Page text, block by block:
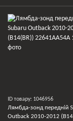
ID товару: 1046956
Лямбда-зонд передній
Outback 2010-2012